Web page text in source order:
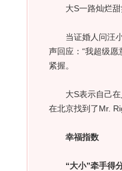
大S一路灿烂甜笑
当证婚人问汪小
声回应：“我超级
紧握。
大S表示自己在人
在北京找到了Mr.
幸福指数
“大小”牵手得分